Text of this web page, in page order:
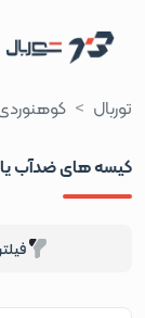
توربال
کیسه های ضدآب
فیلتر